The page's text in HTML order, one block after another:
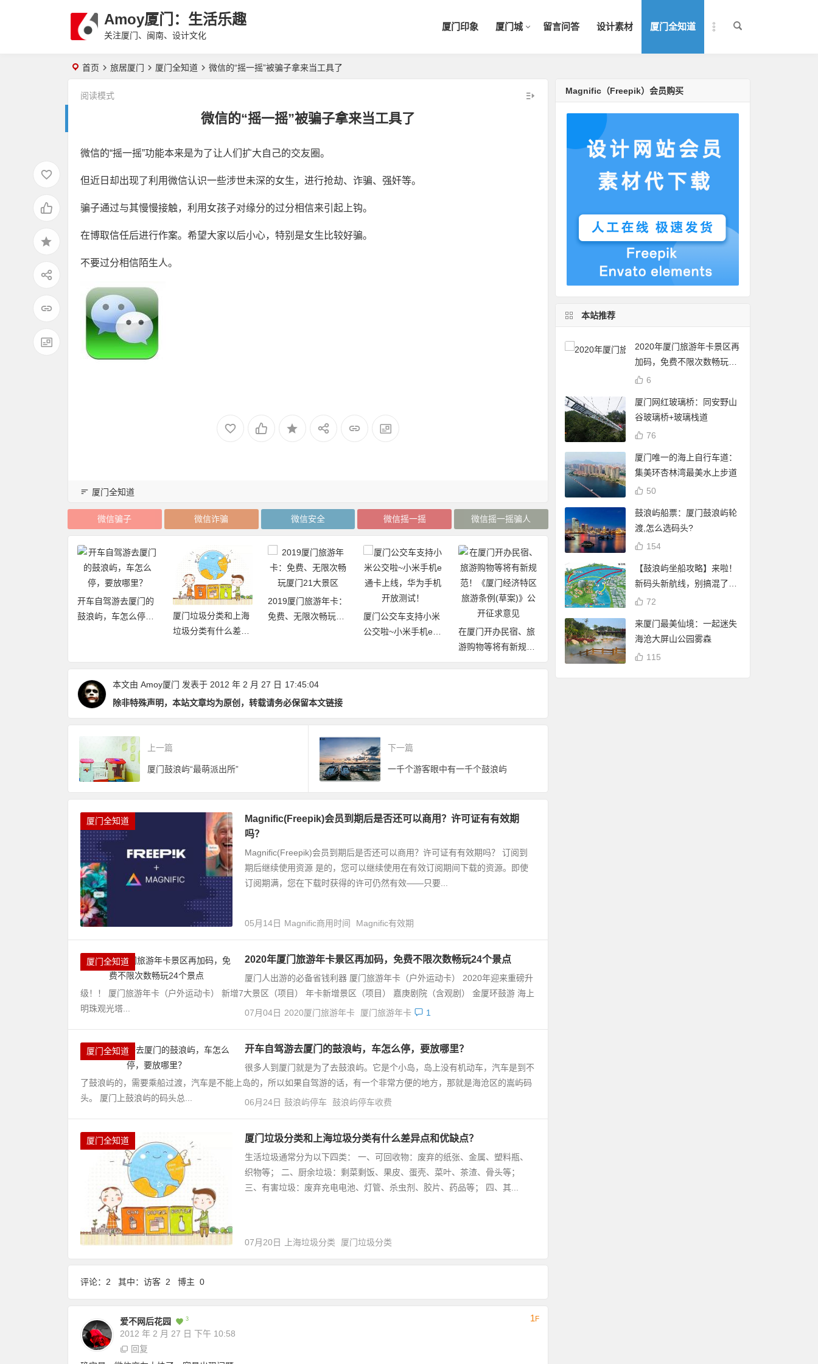
Amoy厦门：生活乐趣
关注厦门、闽南、设计文化
厦门印象 厦门城 留言问答 设计素材 厦门全知道
首页 旅居厦门 厦门全知道 微信的“摇一摇”被骗子拿来当工具了
微信的“摇一摇”被骗子拿来当工具了
阅读模式
微信的“摇一摇”功能本来是为了让人们扩大自己的交友圈。
但近日却出现了利用微信认识一些涉世未深的女生，进行抢劫、诈骗、强奸等。
骗子通过与其慢慢接触，利用女孩子对缘分的过分相信来引起上钩。
在博取信任后进行作案。希望大家以后小心，特别是女生比较好骗。
不要过分相信陌生人。
厦门全知道
微信骗子 微信诈骗 微信安全 微信摇一摇 微信摇一摇骗人
厦门垃圾分类和上海
2019厦门旅游年卡：
免费、无限次畅玩厦
门21大景区
厦门公交车支持小米
放测试！
在厦门开办民宿、旅
范！《厦门经济特区
厦门白鹭分：免费借
阅厦门市图书馆（含
17个分馆）图书
谢霆锋 潘玮柏现身厦
门八市买海鲜 将于杏
林202大排档录制节
厦门白鹭分查询：可
本文由 Amoy厦门 发表于 2012 年 2 月 27 日 17:45:04
除非特殊声明，本站文章均为原创，转载请务必保留本文链接
上一篇
厦门鼓浪屿“最萌派出所”
下一篇
一千个游客眼中有一千个鼓浪屿
厦门全知道
Magnific(Freepik)会员到期后是否还可以商用？许可证有有效期
吗？
Magnific(Freepik)会员到期后是否还可以商用？许可证有有效期吗？ 订阅到
期后继续使用资源 是的，您可以继续使用在有效订阅期间下载的资源。即使
订阅期满，您在下载时获得的许可仍然有效——只要...
05月14日 Magnific商用时间 Magnific有效期
厦门全知道 2020年厦门旅游年卡景区再加码，免费不限次数畅玩24个景点
厦门人出游的必备省钱利器 厦门旅游年卡（户外运动卡） 2020年迎来重磅升
级！！ 厦门旅游年卡（户外运动卡） 新增7大景区（项目） 年卡新增景区（项目） 嘉庚剧院（含观剧） 金厦环鼓游 海上
明珠观光塔...
07月04日 2020厦门旅游年卡 厦门旅游年卡 1
厦门全知道 开车自驾游去厦门的鼓浪屿，车怎么停，要放哪里？
很多人到厦门就是为了去鼓浪屿。它是个小岛，岛上没有机动车，汽车是到不
了鼓浪屿的，需要乘船过渡，汽车是不能上岛的，所以如果自驾游的话，有一个非常方便的地方，那就是海沧区的嵩屿码
头。 厦门上鼓浪屿的码头总...
06月24日 鼓浪屿停车 鼓浪屿停车收费
厦门全知道 厦门垃圾分类和上海垃圾分类有什么差异点和优缺点？
生活垃圾通常分为以下四类： 一、可回收物：废弃的纸张、金属、塑料瓶、
织物等； 二、厨余垃圾：剩菜剩饭、果皮、蛋壳、菜叶、茶渣、骨头等；
三、有害垃圾：废弃充电电池、灯管、杀虫剂、胶片、药品等； 四、其...
07月20日 上海垃圾分类 厦门垃圾分类
评论：2 其中：访客 2 博主 0
爱不网后花园 3
2012 年 2 月 27 日 下午 10:58
1F
回复
Magnific（Freepik）会员购买
本站推荐
2020年厦门旅游年卡景区再
加码，免费不限次数畅玩24
个景点
6
厦门网红玻璃桥：同安野山
谷玻璃桥+玻璃栈道
76
厦门唯一的海上自行车道：
集美环杏林湾最美水上步道
50
鼓浪屿船票：厦门鼓浪屿轮
渡,怎么选码头?
154
【鼓浪屿坐船攻略】来啦！
新码头新航线，别搞混了
哦！72
来厦门最美仙境：一起迷失
海沧大屏山公园雾森
115